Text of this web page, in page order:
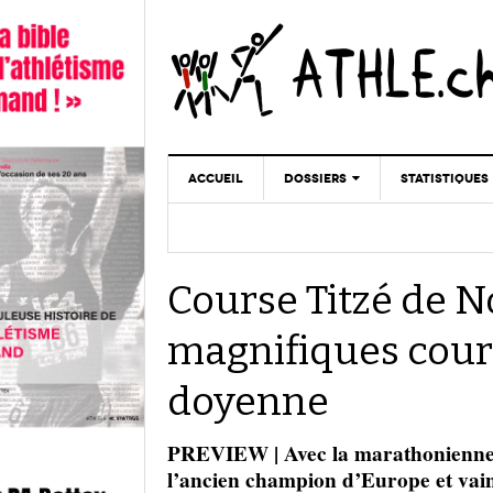
ACCUEIL DOSSIERS
DOPAGE
STATISTIQUES
Course Titzé de
magnifiques
doyenne
PREVIEW | Avec la
l’ancien champion d’Europe et